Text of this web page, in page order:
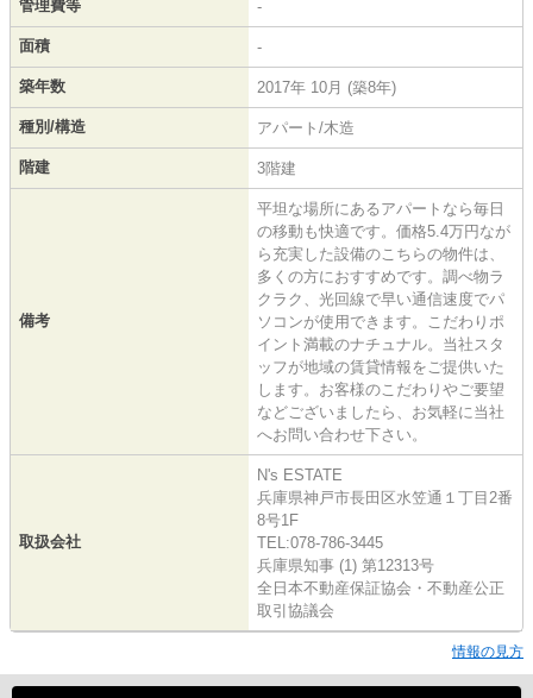
管理費等 -
面積 -
築年数 2017年 10月 (築8年)
種別/構造 アパート/木造
階建 3階建
備考
平坦な場所にあるアパートなら毎日
の移動も快適です。価格5.4万円なが
ら充実した設備のこちらの物件は、
多くの方におすすめです。調べ物ラ
クラク、光回線で早い通信速度でパ
ソコンが使用できます。こだわりポ
イント満載のナチュナル。当社スタ
ッフが地域の賃貸情報をご提供いた
します。お客様のこだわりやご要望
などございましたら、お気軽に当社
へお問い合わせ下さい。
取扱会社
N's ESTATE
兵庫県神戸市長田区水笠通１丁目2番
8号1F
TEL:078-786-3445
兵庫県知事 (1) 第12313号
全日本不動産保証協会・不動産公正
取引協議会
情報の見方